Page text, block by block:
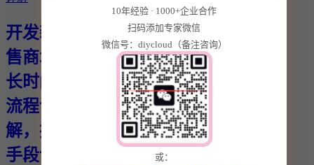
开发新零
售商城要
长时间？
流程详
解，技术
手段详解
10年经验 · 1000+企业合作
扫码添加专家微信
微信号：diycloud（备注咨询）
或：